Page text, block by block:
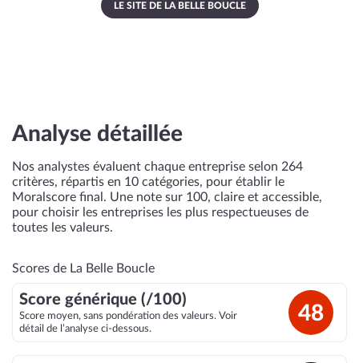
LE SITE DE LA BELLE BOUCLE
Analyse détaillée
Nos analystes évaluent chaque entreprise selon 264
critères, répartis en 10 catégories, pour établir le
Moralscore final. Une note sur 100, claire et accessible,
pour choisir les entreprises les plus respectueuses de
toutes les valeurs.
Scores de La Belle Boucle
Score générique (/100)
Score moyen, sans pondération des valeurs. Voir
détail de l’analyse ci-dessous.
48